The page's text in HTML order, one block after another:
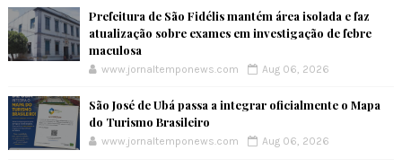
Prefeitura de São Fidélis mantém área isolada e faz
atualização sobre exames em investigação de febre
maculosa
www.jornaltemponews.com Aug 06, 2026
São José de Ubá passa a integrar oficialmente o Mapa
do Turismo Brasileiro
www.jornaltemponews.com Aug 06, 2026